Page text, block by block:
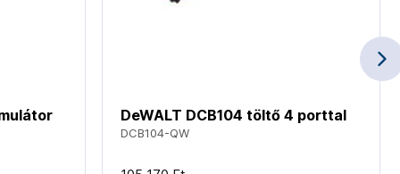
DeWALT DCB104 töltő 4 porttal
DCB104-QW